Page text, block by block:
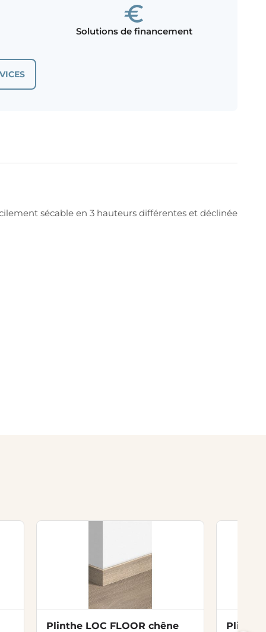
Solutions de financement
sécable en 3 hauteurs différentes et déclinée
Plinthe LOC FLOOR chêne
Plinthe